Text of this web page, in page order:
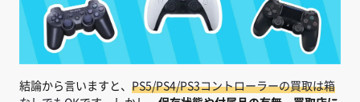
結論から言いますと、 PS5/PS4/PS3コントローラーの買取は箱